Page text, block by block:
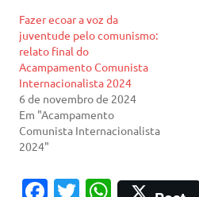
Fazer ecoar a voz da
juventude pelo comunismo:
relato final do
Acampamento Comunista
Internacionalista 2024
6 de novembro de 2024
Em "Acampamento
Comunista Internacionalista
2024"
Fa T W